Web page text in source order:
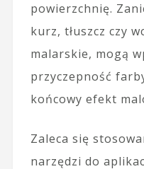
powierzchnię.
kurz, tłuszcz czy
malarskie, mogą
przyczepność
końcowy efekt
Zaleca się
narzędzi do